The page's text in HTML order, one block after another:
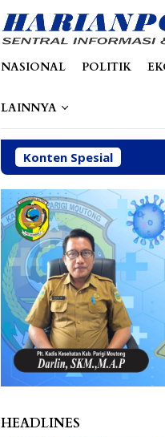
NASIONAL POLITIK
LAINNYA
Konten Spesial
HEADLINES